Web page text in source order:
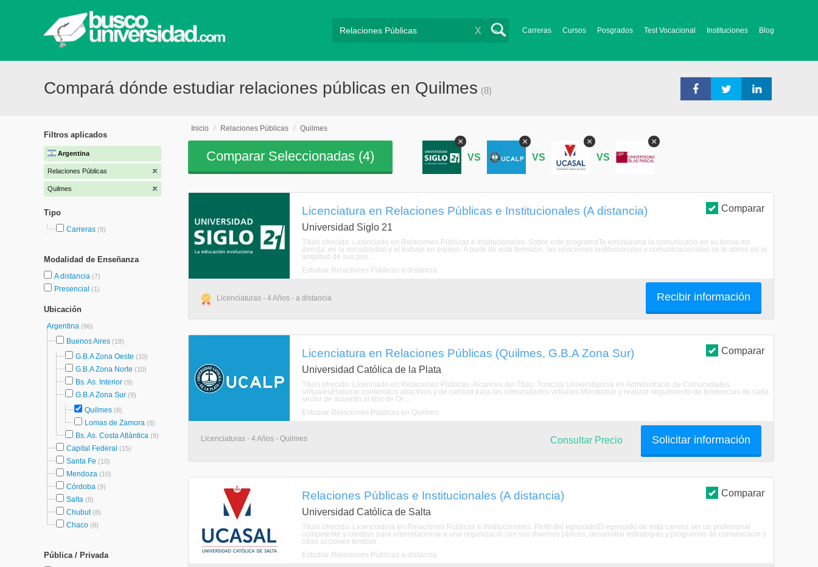
Carreras Cursos Posgrados Test Vocacional Instituciones Blog
X
Compará dónde estudiar relaciones públicas en Quilmes (8)
Filtros aplicados
Argentina
Relaciones Públicas
Quilmes
Tipo
Carreras (8)
Modalidad de Enseñanza
A distancia (7)
Presencial (1)
Ubicación
Argentina (86)
Buenos Aires (18)
G.B.A Zona Oeste (10)
G.B.A Zona Norte (10)
Bs. As. Interior (9)
G.B.A Zona Sur (9)
Quilmes (8)
Lomas de Zamora (8)
Bs. As. Costa Atlántica (8)
Capital Federal (15)
Santa Fe (10)
Mendoza (10)
Córdoba (9)
Salta (8)
Chubut(8)
Chaco (8)
Pública / Privada
Inicio / Relaciones Públicas / Quilmes
Comparar Seleccionadas (4)
×
VS
×
VS
×
VS
×
Comparar
Licenciatura en Relaciones Públicas e Institucionales (A distancia)
Universidad Siglo 21
Título ofrecido: Licenciado en Relaciones Públicas e Institucionales. Sobre este programaTe entusiasma la comunicacin en su forma ms
directa, en la sociabilidad y el trabajo en equipo. A partir de esta formacin, las relaciones institucionales y comunicacionales se te abrirn en la
amplitud de sus pos ...
Estudiar Relaciones Públicas a distancia
Licenciaturas - 4 Años - a distancia Recibir información
Comparar
Licenciatura en Relaciones Públicas (Quilmes, G.B.A Zona Sur)
Universidad Católica de la Plata
Título ofrecido: Licenciado en Relaciones Públicas. Alcances del Ttulo: Tcnico/a Universitario/a en Administracin de Comunidades
VirtualesElaborar contenidos atractivos y de calidad para las comunidades virtuales.Monitorear y realizar seguimiento de tendencias de cada
sector de acuerdo al tipo de Or ...
Estudiar Relaciones Públicas en Quilmes
Licenciaturas - 4 Años - Quilmes Solicitar información
Consultar Precio
Comparar
Relaciones Públicas e Institucionales (A distancia)
Universidad Católica de Salta
Título ofrecido: Licenciado/a en Relaciones Públicas e Institucionales. Perfil del egresadoEl egresado de esta carrera ser un profesional
competente y creativo para interrelacionar a una organizacin con sus diversos pblicos, desarrollar estrategias y programas de comunicacin y
otras acciones tendien ...
Estudiar Relaciones Públicas a distancia